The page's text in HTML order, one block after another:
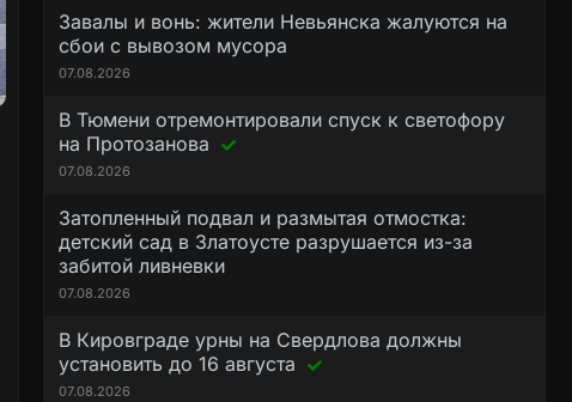
Завалы и вонь: жители Невьянска жалуются на
сбои с вывозом мусора
07.08.2026
В Тюмени отремонтировали спуск к светофору
на Протозанова
07.08.2026
Затопленный подвал и размытая отмостка:
детский сад в Златоусте разрушается из-за
забитой ливневки
07.08.2026
В Кировграде урны на Свердлова должны
установить до 16 августа
07.08.2026